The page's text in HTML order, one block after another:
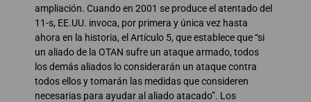
ampliación. Cuando en 2001 se produce el atentado del
11-s, EE.UU. invoca, por primera y única vez hasta
ahora en la historia, el Artículo 5, que establece que “si
un aliado de la OTAN sufre un ataque armado, todos
los demás aliados lo considerarán un ataque contra
todos ellos y tomarán las medidas que consideren
necesarias para ayudar al aliado atacado”. Los